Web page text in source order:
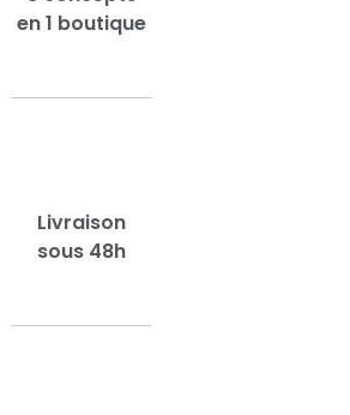
en 1 boutique
Livraison
sous 48h